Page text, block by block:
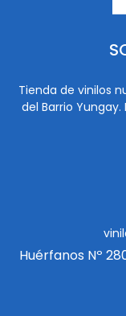
Tienda de vinilos
del Barrio
Huérfanos Nº